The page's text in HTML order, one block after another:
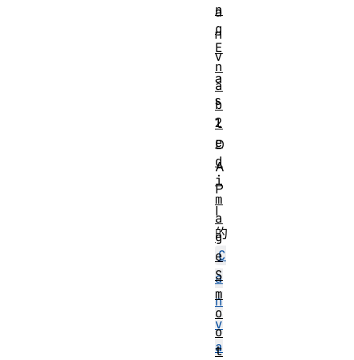
a
n
v
a
s
2
D
A
P
I
的
C
a
n
v
a
n
g
E
n
a
b
l
e
d
i
m
a
g
e
S
m
o
o
t